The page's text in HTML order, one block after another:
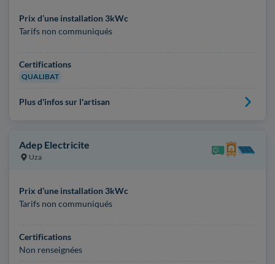
Prix d’une installation 3kWc
Tarifs non communiqués
Certifications
QUALIBAT
Plus d'infos sur l'artisan
Adep Electricite
Uza
Prix d’une installation 3kWc
Tarifs non communiqués
Certifications
Non renseignées